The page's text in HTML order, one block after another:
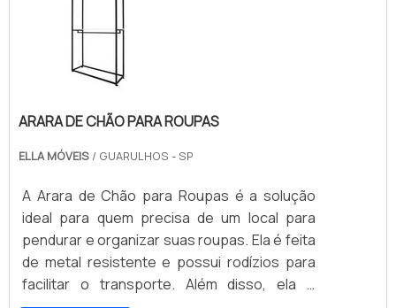
ARARA DE CHÃO PARA ROUPAS
ELLA MÓVEIS / GUARULHOS - SP
A Arara de Chão para Roupas é a solução
ideal para quem precisa de um local para
pendurar e organizar suas roupas. Ela é feita
de metal resistente e possui rodízios para
facilitar o transporte. Além disso, ela é